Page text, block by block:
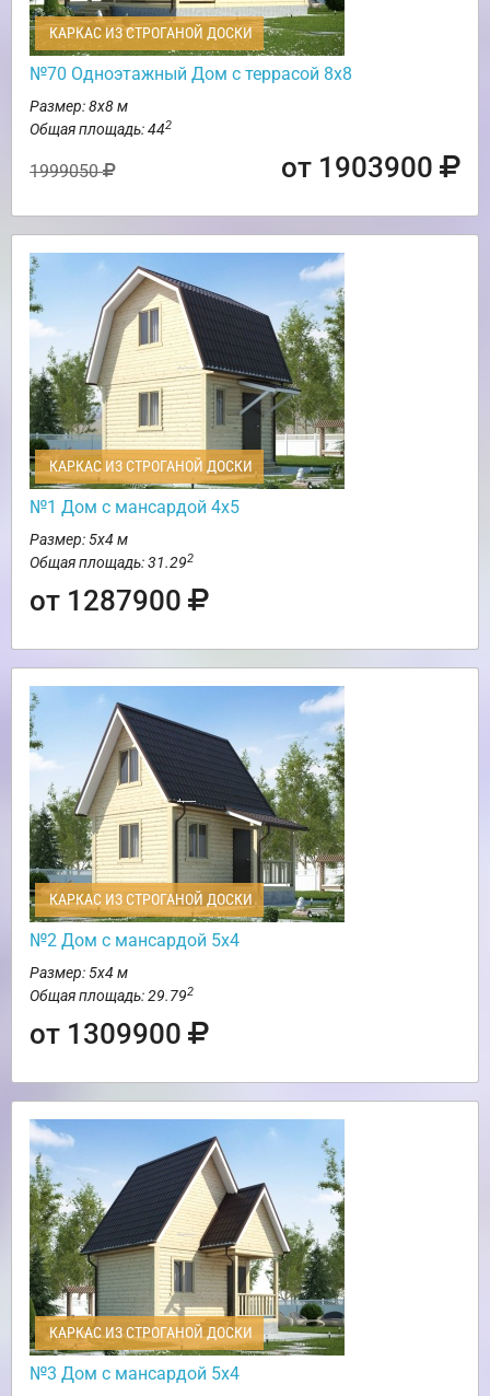
КАРКАС ИЗ СТРОГАНОЙ ДОСКИ
№70 Одноэтажный Дом с террасой 8х8
Размер: 8х8 м
Общая площадь: 442
1999050 от 1903900
КАРКАС ИЗ СТРОГАНОЙ ДОСКИ
№1 Дом с мансардой 4х5
Размер: 5х4 м
Общая площадь: 31.292
от 1287900
КАРКАС ИЗ СТРОГАНОЙ ДОСКИ
№2 Дом с мансардой 5х4
Размер: 5х4 м
Общая площадь: 29.792
от 1309900
КАРКАС ИЗ СТРОГАНОЙ ДОСКИ
№3 Дом с мансардой 5х4